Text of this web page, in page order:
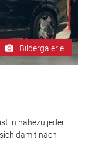
Bildergalerie
in nahezu jeder
damit nach